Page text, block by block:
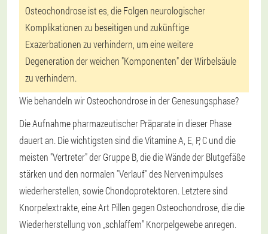
Osteochondrose ist es, die Folgen neurologischer
Komplikationen zu beseitigen und zukünftige
Exazerbationen zu verhindern, um eine weitere
Degeneration der weichen "Komponenten" der Wirbelsäule
zu verhindern.
Wie behandeln wir Osteochondrose in der Genesungsphase?
Die Aufnahme pharmazeutischer Präparate in dieser Phase
dauert an. Die wichtigsten sind die Vitamine A, E, P, C und die
meisten "Vertreter" der Gruppe B, die die Wände der Blutgefäße
stärken und den normalen "Verlauf" des Nervenimpulses
wiederherstellen, sowie Chondoprotektoren. Letztere sind
Knorpelextrakte, eine Art Pillen gegen Osteochondrose, die die
Wiederherstellung von „schlaffem" Knorpelgewebe anregen.